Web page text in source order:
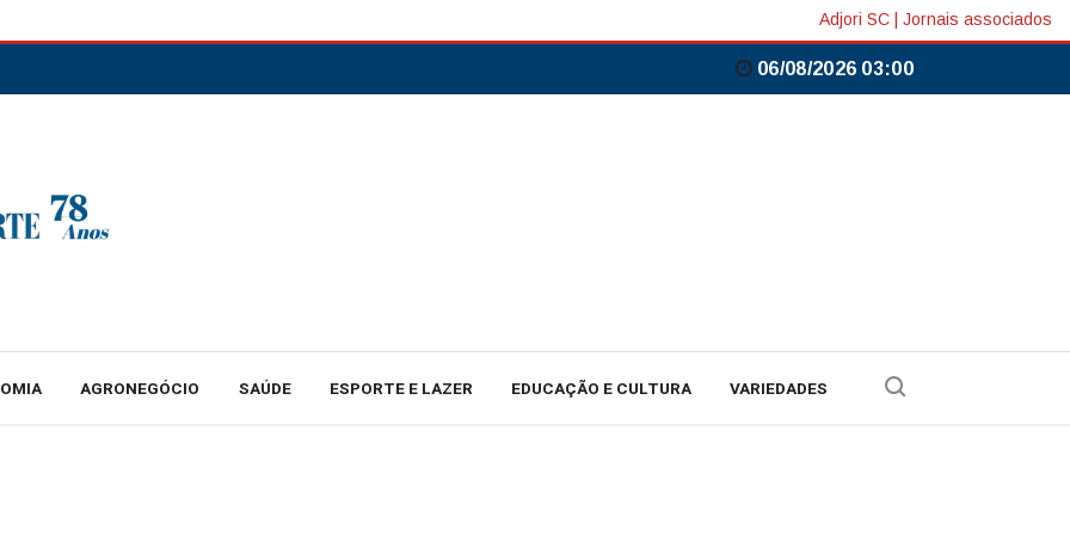
Adjori SC Jornais associados
06/08/2026 03:00
AGRONEGÓCIO SAÚDE ESPORTE E LAZER EDUCAÇÃO E CULTURA VARIEDADES